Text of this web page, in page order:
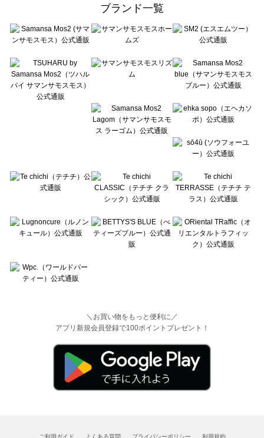
sō4ū（ソウフォーユー）のボトムス一覧
Te chichi（テチチ）のボトムス一覧
Te chichi CLASSIC（テチチ クラシック）のボトムス一覧
Lugnoncure（ルノンキュール）のボトムス一覧
BETTY'S BLUE（べティーズブルー）のボトムス一覧
Wpc.（ワールドパーティー）のボトムス一覧
ブランド一覧
＼お買い物をもっと便利に／
アプリ新規会員登録で100ポイントプレゼント！
ご利用ガイド よくある質問 プライバシーポリシー 利用規約